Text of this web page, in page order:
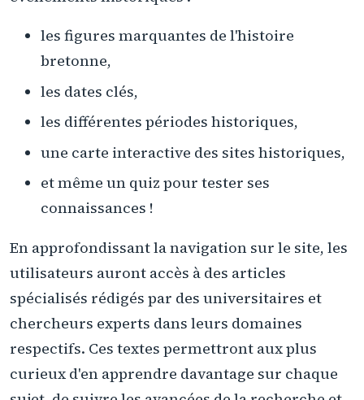
les figures marquantes de l'histoire
bretonne,
les dates clés,
les différentes périodes historiques,
une carte interactive des sites historiques,
et même un quiz pour tester ses
connaissances !
En approfondissant la navigation sur le site, les
utilisateurs auront accès à des articles
spécialisés rédigés par des universitaires et
chercheurs experts dans leurs domaines
respectifs. Ces textes permettront aux plus
curieux d'en apprendre davantage sur chaque